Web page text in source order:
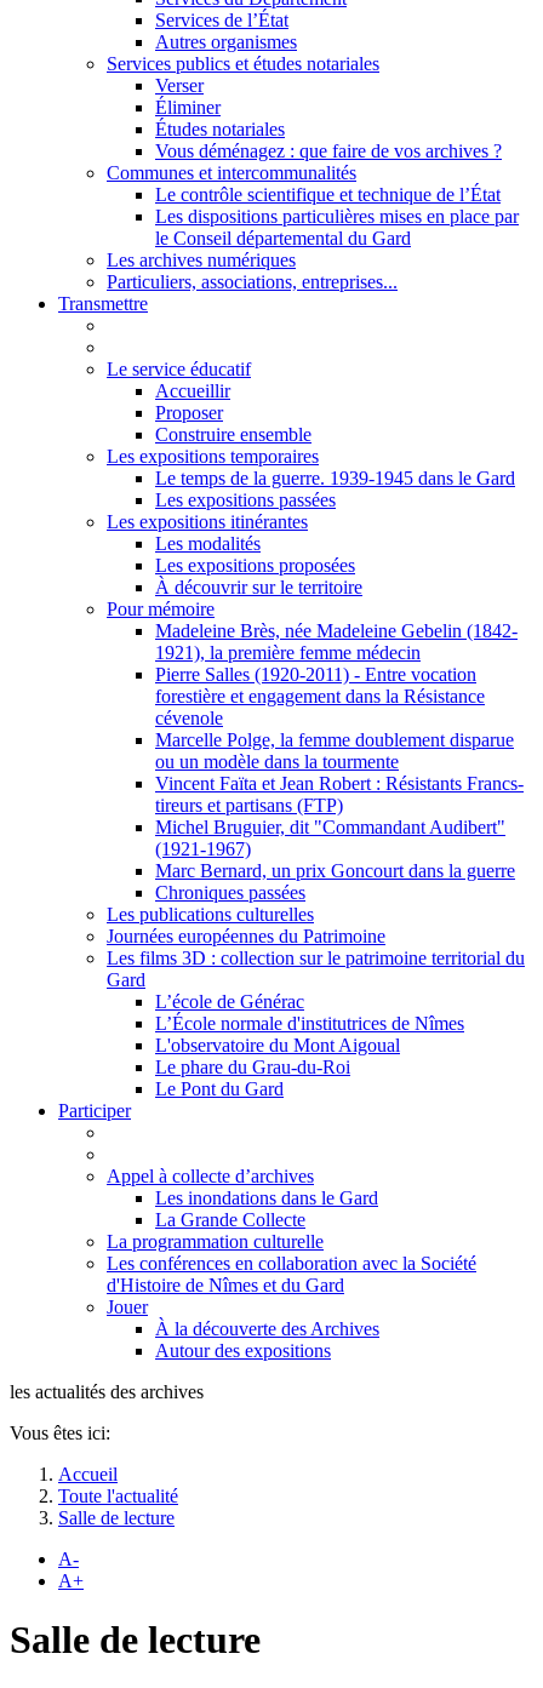
Services de l’État
Autres organismes
Services publics et études notariales
Verser
Éliminer
Études notariales
Vous déménagez : que faire de vos archives ?
Communes et intercommunalités
Le contrôle scientifique et technique de l’État
Les dispositions particulières mises en place par
le Conseil départemental du Gard
Les archives numériques
Particuliers, associations, entreprises...
Transmettre
Le service éducatif
Accueillir
Proposer
Construire ensemble
Les expositions temporaires
Le temps de la guerre. 1939-1945 dans le Gard
Les expositions passées
Les expositions itinérantes
Les modalités
Les expositions proposées
À découvrir sur le territoire
Pour mémoire
Madeleine Brès, née Madeleine Gebelin (1842-
1921), la première femme médecin
Pierre Salles (1920-2011) - Entre vocation
forestière et engagement dans la Résistance
cévenole
Marcelle Polge, la femme doublement disparue
ou un modèle dans la tourmente
Vincent Faïta et Jean Robert : Résistants Francs-
tireurs et partisans (FTP)
Michel Bruguier, dit "Commandant Audibert"
(1921-1967)
Marc Bernard, un prix Goncourt dans la guerre
Chroniques passées
Les publications culturelles
Journées européennes du Patrimoine
Les films 3D : collection sur le patrimoine territorial du
Gard
L’école de Générac
L’École normale d'institutrices de Nîmes
L'observatoire du Mont Aigoual
Le phare du Grau-du-Roi
Le Pont du Gard
Participer
Appel à collecte d’archives
Les inondations dans le Gard
La Grande Collecte
La programmation culturelle
Les conférences en collaboration avec la Société
d'Histoire de Nîmes et du Gard
Jouer
À la découverte des Archives
Autour des expositions
les actualités des archives
Vous êtes ici:
Accueil
Toute l'actualité
Salle de lecture
A-
A+
Salle de lecture